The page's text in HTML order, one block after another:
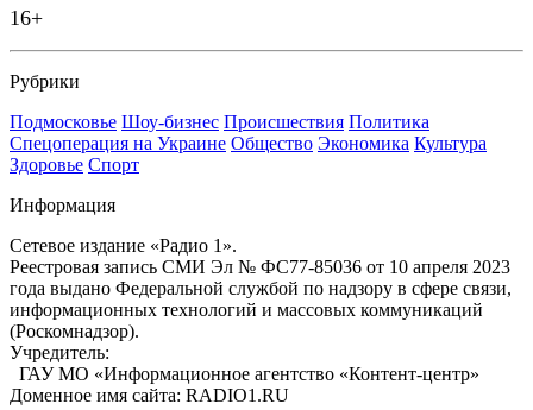
16+
Рубрики
Подмосковье Шоу-бизнес Происшествия Политика
Спецоперация на Украине Общество Экономика Культура
Здоровье Спорт
Информация
Сетевое издание «Радио 1».
Реестровая запись СМИ Эл № ФС77-85036 от 10 апреля 2023
года выдано Федеральной службой по надзору в сфере связи,
информационных технологий и массовых коммуникаций
(Роскомнадзор).
Учредитель:
ГАУ МО «Информационное агентство «Контент-центр»
Доменное имя сайта: RADIO1.RU